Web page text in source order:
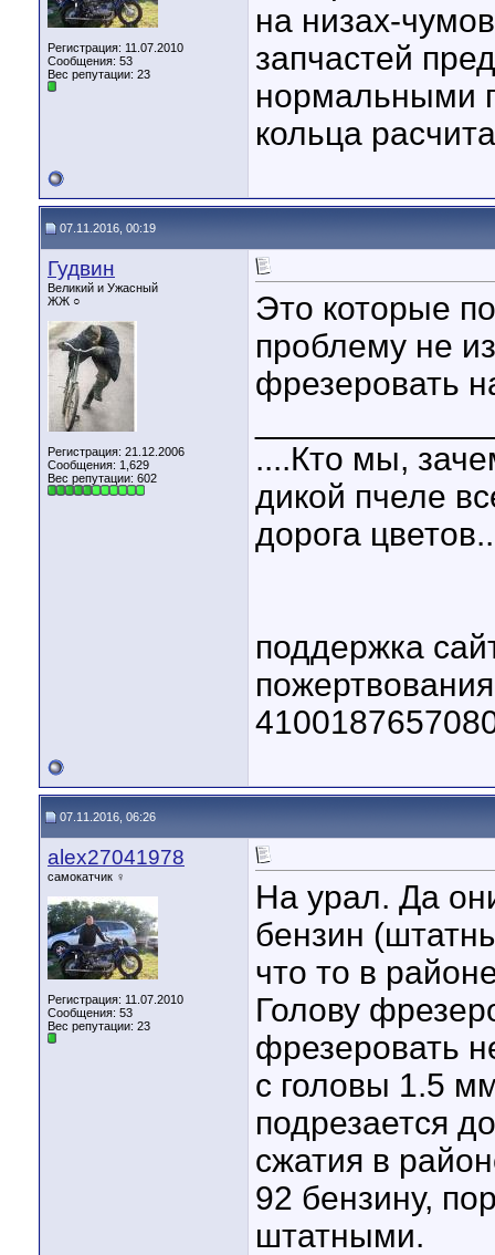
Регистрация: 11.07.2010
Сообщения: 53
Вес репутации: 23
на низах-
запчастей
нормальными
кольца
07.11.2016, 00:19
Гудвин
Великий и Ужасный
ЖЖ ○
Регистрация: 21.12.2006
Сообщения: 1,629
Вес репутации: 602
Это которые
проблему не
фрезеровать
....Кто мы,
дикой пчеле
дорога
поддержка
07.11.2016, 06:26
alex27041978
самокатчик ♀
Регистрация: 11.07.2010
Сообщения: 53
Вес репутации: 23
На урал. Да
бензин
что то в
Голову
фрезеровать
с головы 1.5
подрезается
сжатия в
92 бензину,
штатными.